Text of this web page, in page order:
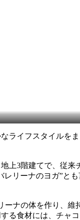
イフスタイルを
上3階建てで、従
リーナのヨガ”と
ナの体を作り、
る食材には、チャ